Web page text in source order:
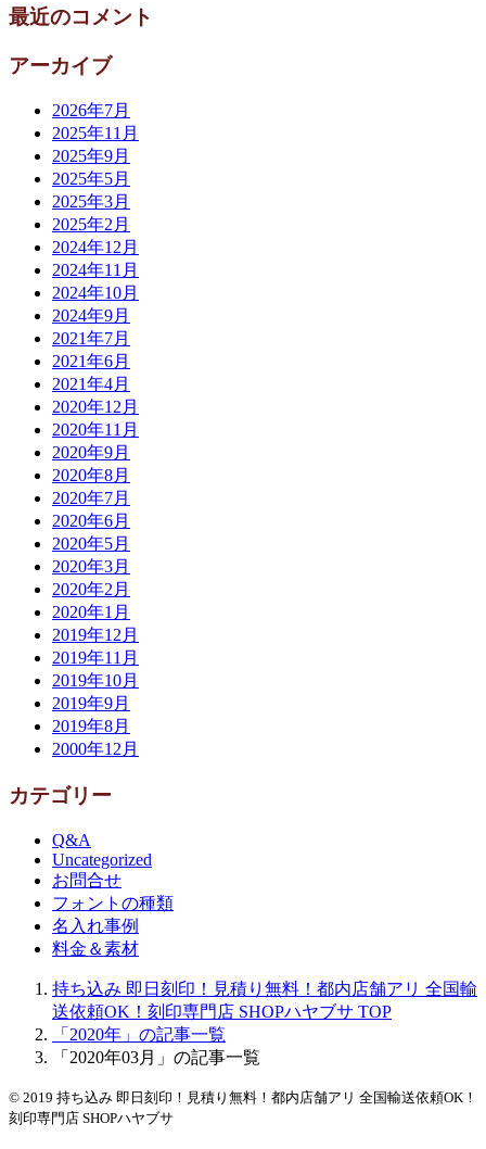
最近のコメント
アーカイブ
2026年7月
2025年11月
2025年9月
2025年5月
2025年3月
2025年2月
2024年12月
2024年11月
2024年10月
2024年9月
2021年7月
2021年6月
2021年4月
2020年12月
2020年11月
2020年9月
2020年8月
2020年7月
2020年6月
2020年5月
2020年3月
2020年2月
2020年1月
2019年12月
2019年11月
2019年10月
2019年9月
2019年8月
2000年12月
カテゴリー
Q&A
Uncategorized
お問合せ
フォントの種類
名入れ事例
料金＆素材
持ち込み 即日刻印！見積り無料！都内店舗アリ 全国輸
送依頼OK！刻印専門店 SHOPハヤブサ TOP
「2020年」の記事一覧
「2020年03月」の記事一覧
© 2019 持ち込み 即日刻印！見積り無料！都内店舗アリ 全国輸送依頼OK！
刻印専門店 SHOPハヤブサ